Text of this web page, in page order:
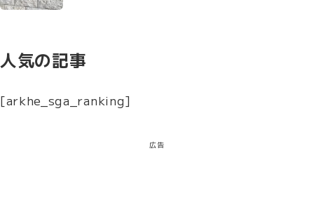
人気の記事
[arkhe_sga_ranking]
広告